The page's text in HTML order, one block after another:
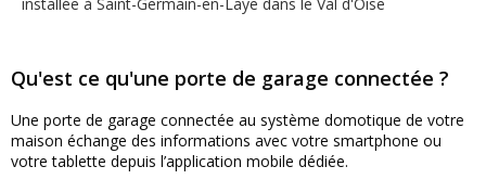
Qu'est ce qu'une porte de garage connectée ?
Une porte de garage connectée au système domotique de votre
maison échange des informations avec votre smartphone ou
votre tablette depuis l’application mobile dédiée.